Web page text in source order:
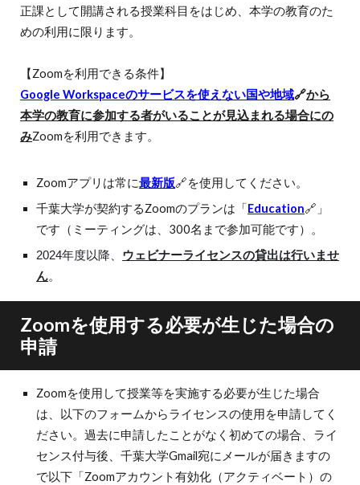
正課として開講される授業科目をはじめ、本学の教育のた
めの利用に限ります。
【Zoomを利用できる条件】
Google Workspaceのサービスを使えない国や地域🔗から
本学の教育に参加する者がいることが見込まれる場合にの
みZoomを利用できます。
Zoomアプリは常に最新版🔗を使用してください。
千葉大学が契約するZoomのプランは「Education🔗 」
です（ミーティングは、300名まで参加可能です）。
2024年度以降、 ウェビナーライセンスの貸出は行いませ
ん。
Zoomを使用する必要が生じた場合の
申請
Zoomを使用して授業等を実施する必要が生じた場合
は、以下のフォームからライセンスの使用を申請してく
ださい。過去に申請したことがなく初めての場合、ライ
センス付与後、千葉大学Gmail宛にメールが届きますの
で以下「Zoomアカウント有効化（アクティベート）の